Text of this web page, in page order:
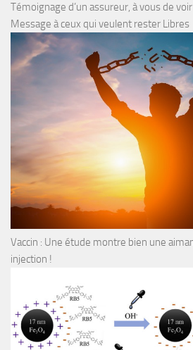
Témoignage d’un assureur, à vous de
Message à ceux qui veulent rester Libres
Vaccin : Une étude montre bien une
injection !